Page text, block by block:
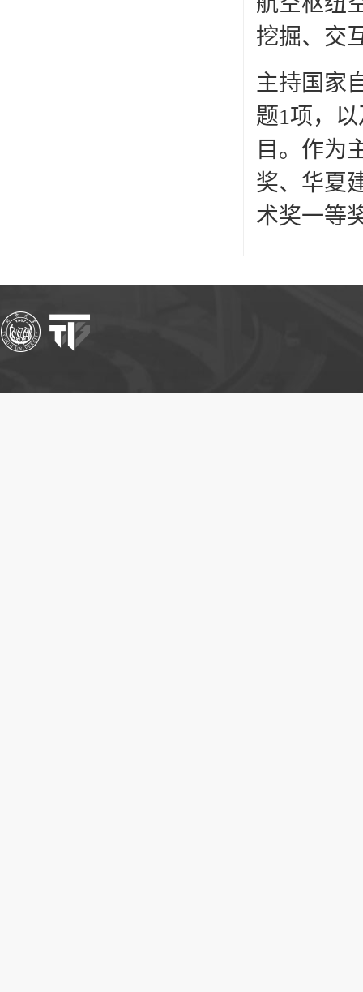
挖掘、交
主持国家
题1项，
目。作为
奖、华夏
术奖一等